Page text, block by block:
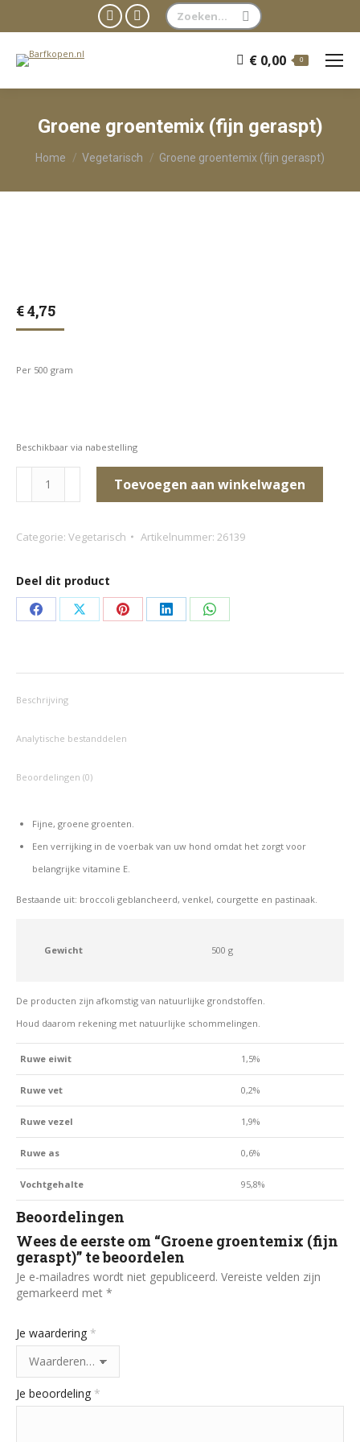
Facebook
in
window
WhatsApp
in
window
Zoeken:
€ 0,00 0
Groene groentemix (fijn geraspt)
Je bent hier:
Home Vegetarisch Groene groentemix (fijn geraspt)
€4,75
Per 500 gram
Beschikbaar via nabestelling
groentemix
geraspt)
Toevoegen aan winkelwagen
Categorie: Vegetarisch Artikelnummer: 26139
Deel dit product
Deel
Facebook
Deel
X
Deel
Pinterest
Deel
LinkedIn
Deel
WhatsApp
Beschrijving
Analytische bestanddelen
Beoordelingen (0)
Fijne, groene groenten.
Een verrijking in de voerbak van uw hond omdat het zorgt voor
belangrijke vitamine E.
Bestaande uit: broccoli geblancheerd, venkel, courgette en pastinaak.
Gewicht 500 g
De producten zijn afkomstig van natuurlijke grondstoffen.
Houd daarom rekening met natuurlijke schommelingen.
Ruwe eiwit 1,5%
Ruwe vet 0,2%
Ruwe vezel 1,9%
Ruwe as 0,6%
Vochtgehalte 95,8%
Beoordelingen
Wees de eerste om “Groene groentemix (fijn
geraspt)” te beoordelen
Je e-mailadres wordt niet gepubliceerd. Vereiste velden zijn
gemarkeerd met *
Je waardering *
Je beoordeling *